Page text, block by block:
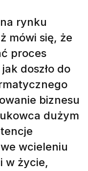
rynku
mówi się, że
proces
doszło do
biznesu
dużym
wcieleniu
w życie,